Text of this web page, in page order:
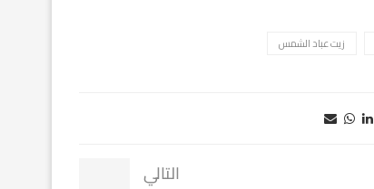
زيت عباد الشمس
التالي